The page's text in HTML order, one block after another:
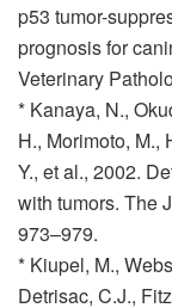
p53 tumor-
prognosis for
Veterinary
* Kanaya, N.,
H., Morimoto, M.,
Y., et al., 2002.
with tumors. The
973–979.
* Kiupel, M.,
Detrisac, C.J.,